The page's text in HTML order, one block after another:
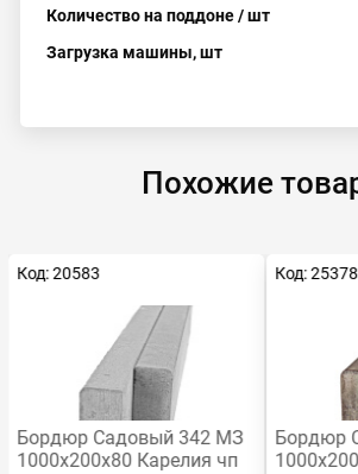
Количество на поддоне / шт
Загрузка машины, шт
Похожие
Код: 20583
Бордюр Садовый 342 МЗ
1000х200х80 Карелия чп
Код: 25378
Бордюр